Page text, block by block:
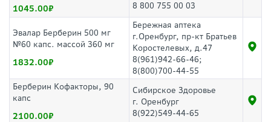
1045.00
8 800 755 00 03
Эвалар Берберин 500 мг
№60 капс. массой 360 мг
1832.00
Бережная аптека
г.Оренбург, пр-кт Братьев
Коростелевых, д.47
8(961)942-66-46;
8(800)700-44-55
Берберин Кофакторы, 90
капс
2100.00
Сибирское Здоровье
г. Оренбург
8(922)549-44-65